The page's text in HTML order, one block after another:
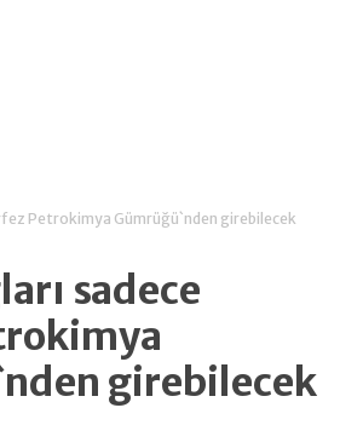
Petrokimya Gümrüğü`nden girebilecek
sadece
girebilecek